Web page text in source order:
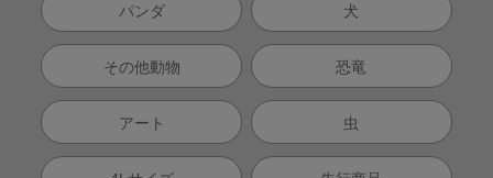
パンダ 犬
その他動物 恐竜
アート 虫